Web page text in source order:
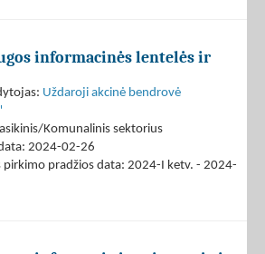
informacinės lentelės ir
Uždaroji akcinė bendrovė
Komunalinis sektorius
2024-02-26
pradžios data: 2024-I ketv. - 2024-